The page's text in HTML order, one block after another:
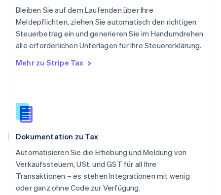
Bleiben Sie auf dem Laufenden über Ihre
Meldepflichten, ziehen Sie automatisch den richtigen
Steuerbetrag ein und generieren Sie im Handumdrehen
alle erforderlichen Unterlagen für Ihre Steuererklärung.
Mehr zu Stripe Tax
Dokumentation zu Tax
Automatisieren Sie die Erhebung und Meldung von
Verkaufssteuern, USt. und GST für all Ihre
Transaktionen – es stehen Integrationen mit wenig
oder ganz ohne Code zur Verfügung.
Schweden
Schweiz
DeutschFrançaisItalianoEnglish
Singapur
Slowakei
Sonderverwaltungsregion Hongkong,
China
Spanien
EspañolEnglish
Thailand
Tschechische Republik
English